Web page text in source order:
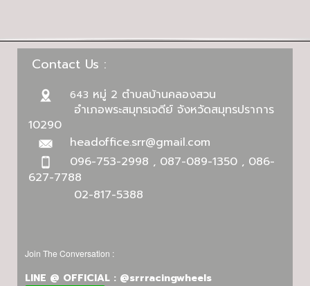
Contact Us :
643 หมู่ 2 ตำบลบ้านคลองสวน
อำเภอพระสมุทรเจดีย์ จังหวัดสมุทรปราการ
10290
headoffice.srr@gmail.com
096-753-2998 , 087-089-1350 , 086-
627-7788
02-817-5388
Join The Conversation :
LINE @ OFFICIAL : @srrracingwheels